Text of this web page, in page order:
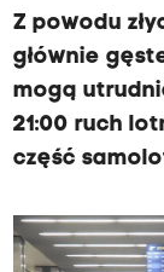
Z powodu
głównie
mogą
21:00 ruch
część
i
r
p
o
r